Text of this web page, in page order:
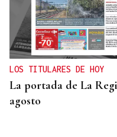
LOS TITULARES DE HOY
La portada de La
agosto